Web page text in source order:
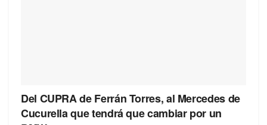
Del CUPRA de Ferrán Torres, al Mercedes de
Cucurella que tendrá que cambiar por un